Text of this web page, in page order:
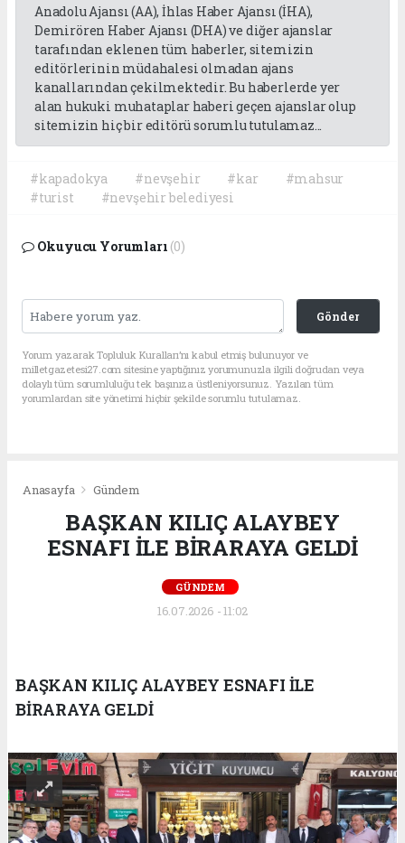
Anadolu Ajansı (AA), İhlas Haber Ajansı (İHA),
Demirören Haber Ajansı (DHA) ve diğer ajanslar
tarafından eklenen tüm haberler, sitemizin
editörlerinin müdahalesi olmadan ajans
kanallarından çekilmektedir. Bu haberlerde yer
alan hukuki muhataplar haberi geçen ajanslar olup
sitemizin hiç bir editörü sorumlu tutulamaz...
#kapadokya #nevşehir #kar
#mahsur
#turist
#nevşehir belediyesi
Okuyucu Yorumları (0)
Gönder
Yorum yazarak Topluluk Kuralları’nı kabul etmiş bulunuyor ve
milletgazetesi27.com sitesine yaptığınız yorumunuzla ilgili doğrudan veya
dolaylı tüm sorumluluğu tek başınıza üstleniyorsunuz. Yazılan tüm
yorumlardan site yönetimi hiçbir şekilde sorumlu tutulamaz.
Anasayfa Gündem
BAŞKAN KILIÇ ALAYBEY
ESNAFI İLE BİRARAYA GELDİ
GÜNDEM
16.07.2026 - 11:02
BAŞKAN KILIÇ ALAYBEY ESNAFI İLE
BİRARAYA GELDİ